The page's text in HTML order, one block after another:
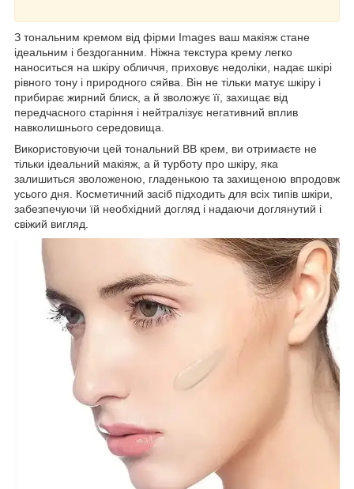
З тональним кремом від фірми Images ваш макіяж стане
ідеальним і бездоганним. Ніжна текстура крему легко
наноситься на шкіру обличчя, приховує недоліки, надає шкірі
рівного тону і природного сяйва. Він не тільки матує шкіру і
прибирає жирний блиск, а й зволожує її, захищає від
передчасного старіння і нейтралізує негативний вплив
навколишнього середовища.
Використовуючи цей тональний ВВ крем, ви отримаєте не
тільки ідеальний макіяж, а й турботу про шкіру, яка
залишиться зволоженою, гладенькою та захищеною впродовж
усього дня. Косметичний засіб підходить для всіх типів шкіри,
забезпечуючи їй необхідний догляд і надаючи доглянутий і
свіжий вигляд.